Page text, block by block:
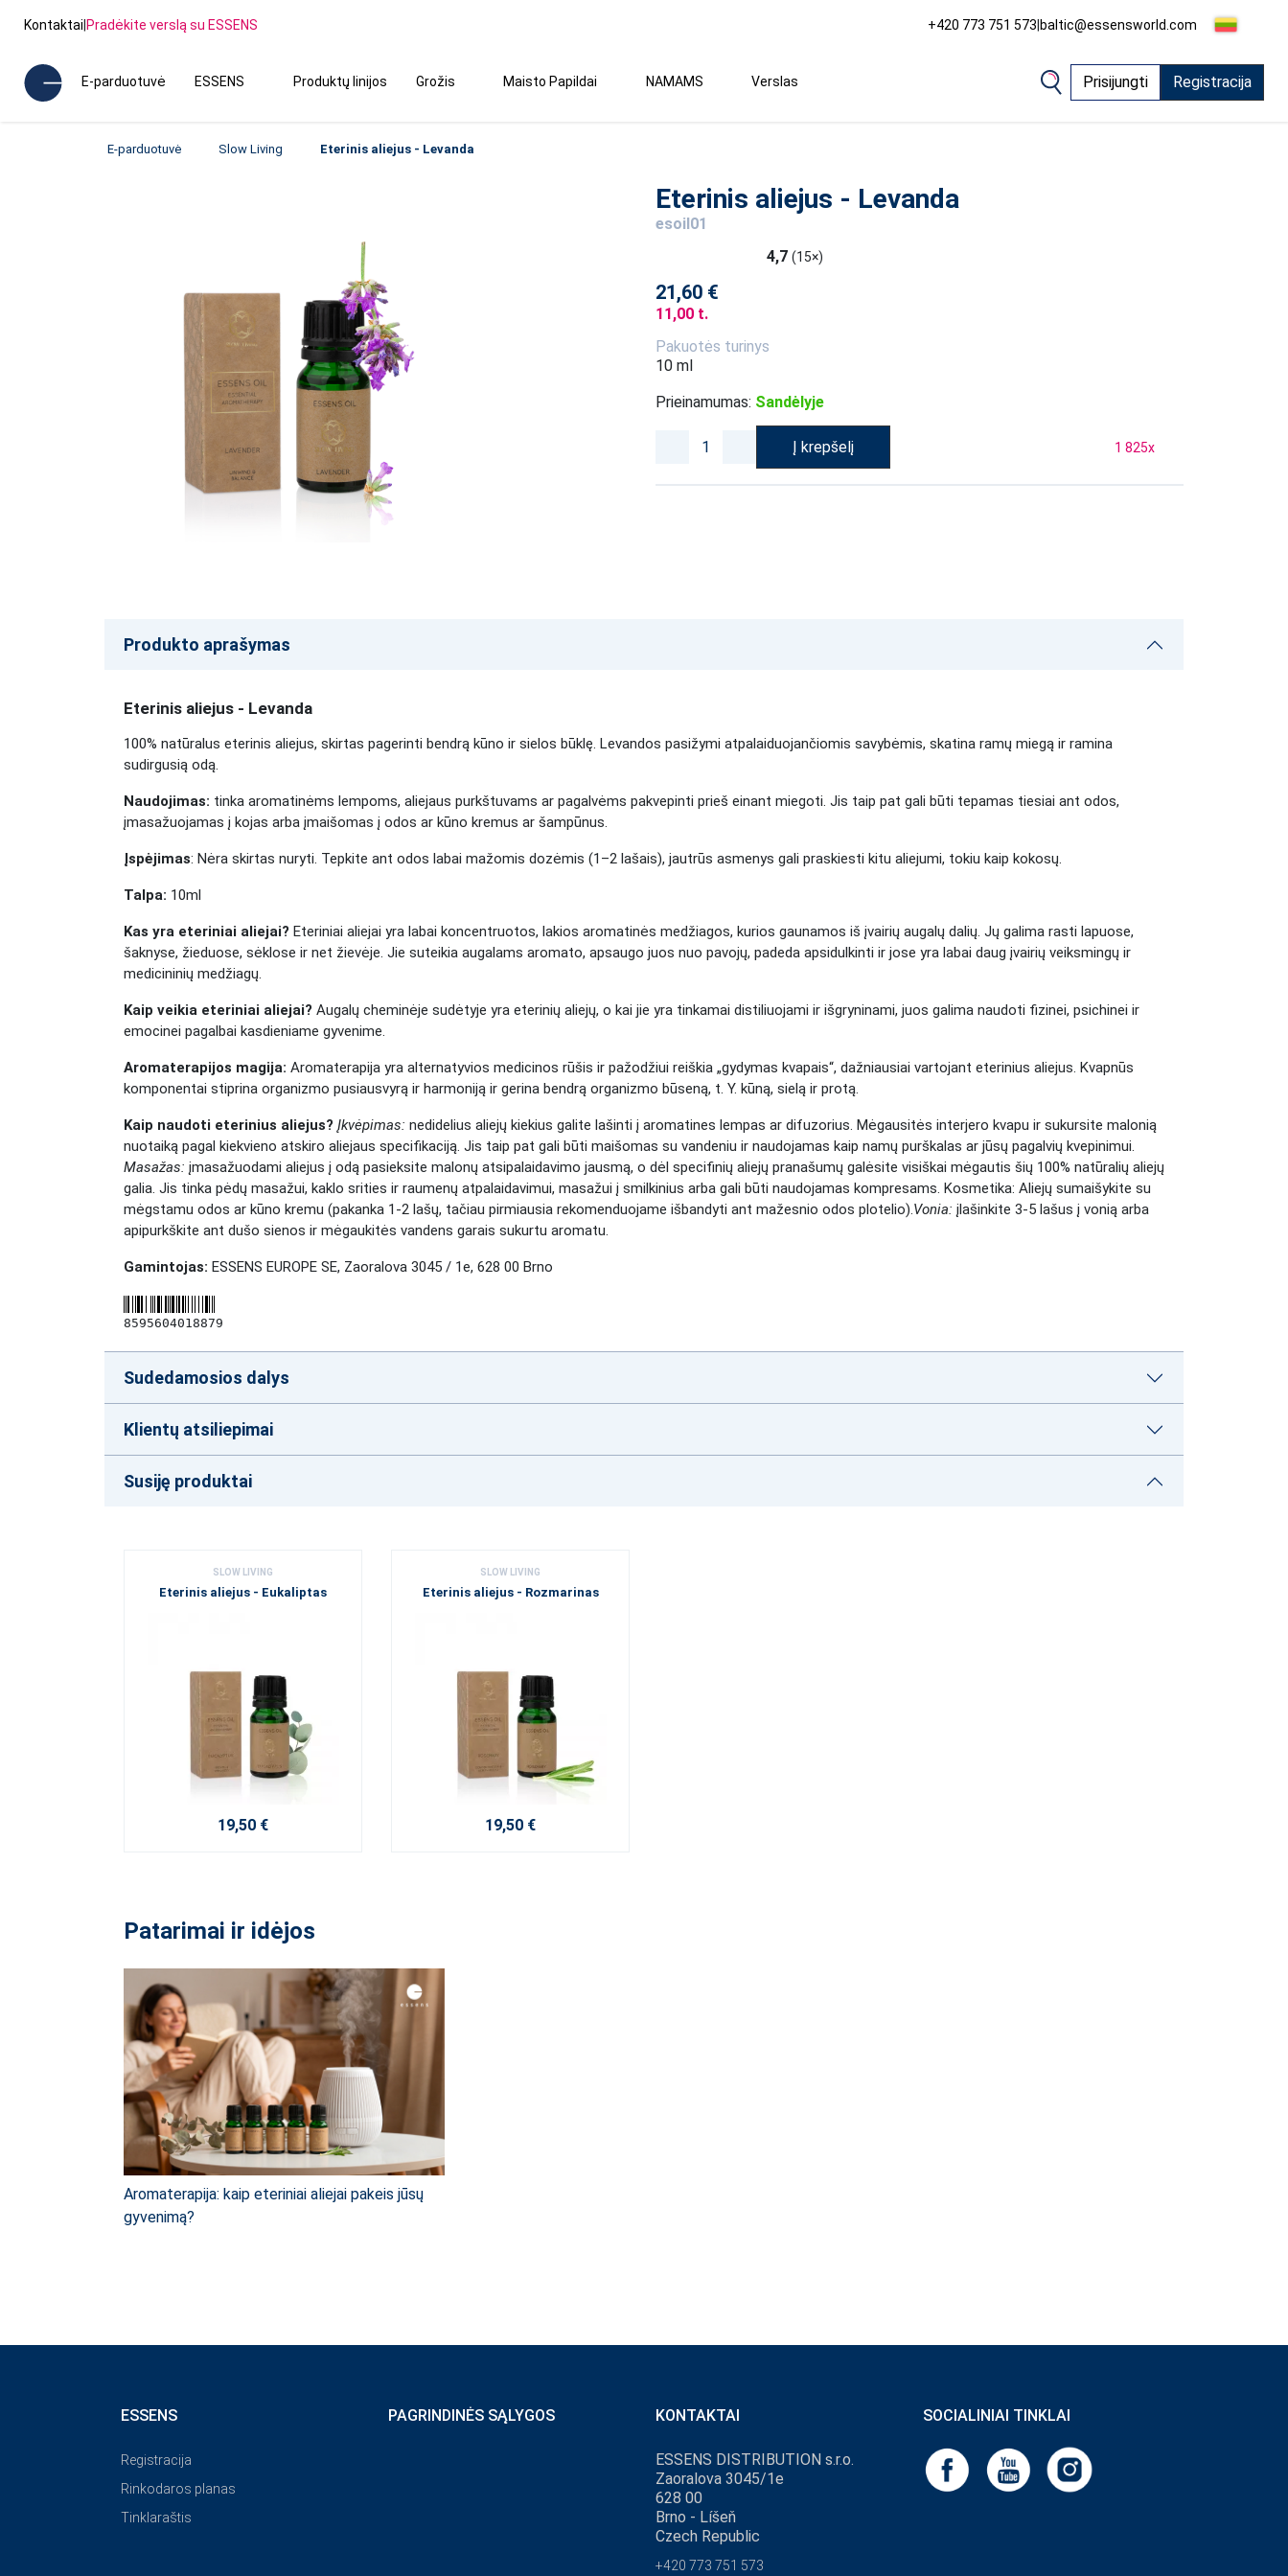
Kontaktai|Pradėkite verslą su ESSENS +420 773 751 573|baltic@essensworld.com
E-parduotuvė ESSENS Produktų linijos Grožis Maisto Papildai NAMAMS Verslas Prisijungti Registracija
E-parduotuvė Slow Living Eterinis aliejus - Levanda
Eterinis aliejus - Levanda
esoil01
4,7 (15×)
21,60 €
11,00 t.
Pakuotės turinys
10 ml
Prieinamumas: Sandėlyje
Į krepšelį 1 825x
Produkto aprašymas
Eterinis aliejus - Levanda
100% natūralus eterinis aliejus, skirtas pagerinti bendrą kūno ir sielos būklę. Levandos pasižymi atpalaiduojančiomis savybėmis, skatina ramų miegą ir ramina
sudirgusią odą.
Naudojimas: tinka aromatinėms lempoms, aliejaus purkštuvams ar pagalvėms pakvepinti prieš einant miegoti. Jis taip pat gali būti tepamas tiesiai ant odos,
įmasažuojamas į kojas arba įmaišomas į odos ar kūno kremus ar šampūnus.
Įspėjimas: Nėra skirtas nuryti. Tepkite ant odos labai mažomis dozėmis (1–2 lašais), jautrūs asmenys gali praskiesti kitu aliejumi, tokiu kaip kokosų.
Talpa: 10ml
Kas yra eteriniai aliejai? Eteriniai aliejai yra labai koncentruotos, lakios aromatinės medžiagos, kurios gaunamos iš įvairių augalų dalių. Jų galima rasti lapuose,
šaknyse, žieduose, sėklose ir net žievėje. Jie suteikia augalams aromato, apsaugo juos nuo pavojų, padeda apsidulkinti ir jose yra labai daug įvairių veiksmingų ir
medicininių medžiagų.
Kaip veikia eteriniai aliejai? Augalų cheminėje sudėtyje yra eterinių aliejų, o kai jie yra tinkamai distiliuojami ir išgryninami, juos galima naudoti fizinei, psichinei ir
emocinei pagalbai kasdieniame gyvenime.
Aromaterapijos magija: Aromaterapija yra alternatyvios medicinos rūšis ir pažodžiui reiškia „gydymas kvapais“, dažniausiai vartojant eterinius aliejus. Kvapnūs
komponentai stiprina organizmo pusiausvyrą ir harmoniją ir gerina bendrą organizmo būseną, t. Y. kūną, sielą ir protą.
Kaip naudoti eterinius aliejus? Įkvėpimas: nedidelius aliejų kiekius galite lašinti į aromatines lempas ar difuzorius. Mėgausitės interjero kvapu ir sukursite malonią
nuotaiką pagal kiekvieno atskiro aliejaus specifikaciją. Jis taip pat gali būti maišomas su vandeniu ir naudojamas kaip namų purškalas ar jūsų pagalvių kvepinimui.
Masažas: įmasažuodami aliejus į odą pasieksite malonų atsipalaidavimo jausmą, o dėl specifinių aliejų pranašumų galėsite visiškai mėgautis šių 100% natūralių aliejų
galia. Jis tinka pėdų masažui, kaklo srities ir raumenų atpalaidavimui, masažui į smilkinius arba gali būti naudojamas kompresams. Kosmetika: Aliejų sumaišykite su
mėgstamu odos ar kūno kremu (pakanka 1-2 lašų, tačiau pirmiausia rekomenduojame išbandyti ant mažesnio odos plotelio).Vonia: įlašinkite 3-5 lašus į vonią arba
apipurkškite ant dušo sienos ir mėgaukitės vandens garais sukurtu aromatu.
Gamintojas: ESSENS EUROPE SE, Zaoralova 3045 / 1e, 628 00 Brno
8595604018879
Sudedamosios dalys
Klientų atsiliepimai
Susiję produktai
SLOW LIVING
Eterinis aliejus - Eukaliptas
19,50 €
SLOW LIVING
Eterinis aliejus - Rozmarinas
19,50 €
Patarimai ir idėjos
Aromaterapija: kaip eteriniai aliejai pakeis jūsų
gyvenimą?
ESSENS
Registracija
Rinkodaros planas
Tinklaraštis
PAGRINDINĖS SĄLYGOS KONTAKTAI
ESSENS DISTRIBUTION s.r.o.
Zaoralova 3045/1e
628 00
Brno - Líšeň
Czech Republic
+420 773 751 573
SOCIALINIAI TINKLAI